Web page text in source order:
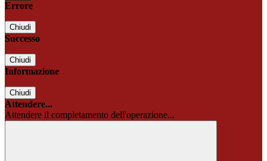
Errore
Chiudi
Successo
Chiudi
Informazione
Chiudi
Attendere...
Attendere il completamento dell'operazione...